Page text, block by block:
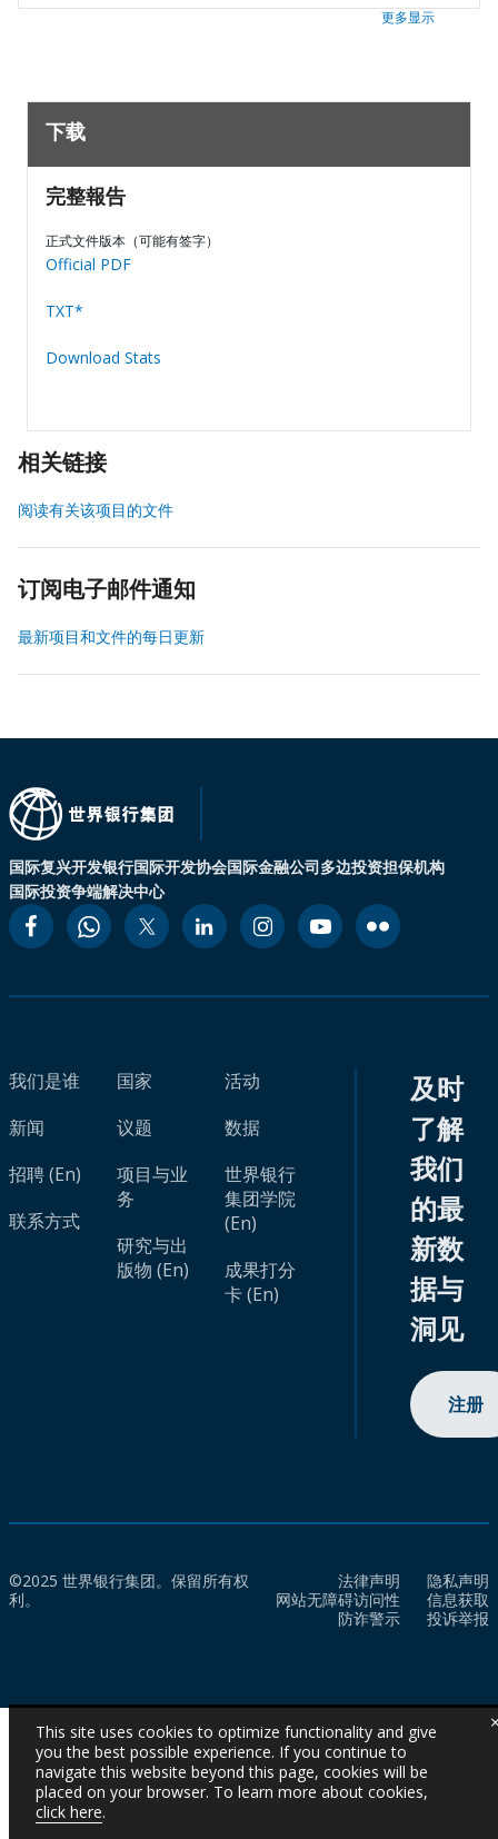
更多显示
下载
完整報告
正式文件版本（可能有签字）
Official PDF
TXT*
Download Stats
相关链接
阅读有关该项目的文件
订阅电子邮件通知
最新项目和文件的每日更新
国际复兴开发银行国际开发协会国际金融公司多边投资担保机构
国际投资争端解决中心
我们是谁
新闻
招聘 (En)
联系方式
国家
议题
项目与业
务
研究与出
版物 (En)
活动
数据
世界银行
集团学院
(En)
成果打分
卡 (En)
及时
了解
我们
的最
新数
据与
洞见
注册
©2025 世界银行集团。保留所有权
利。
法律声明
隐私声明
网站无障碍访问性
信息获取
防诈警示
投诉举报
This site uses cookies to optimize functionality and give
you the best possible experience. If you continue to
navigate this website beyond this page, cookies will be
placed on your browser. To learn more about cookies,
click here.